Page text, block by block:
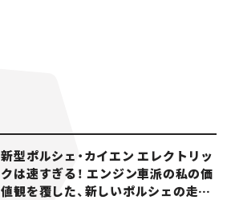
新型ポルシェ・カイエン エレクトリッ
クは速すぎる！ エンジン車派の私の価
値観を覆した、新しいポルシェの走